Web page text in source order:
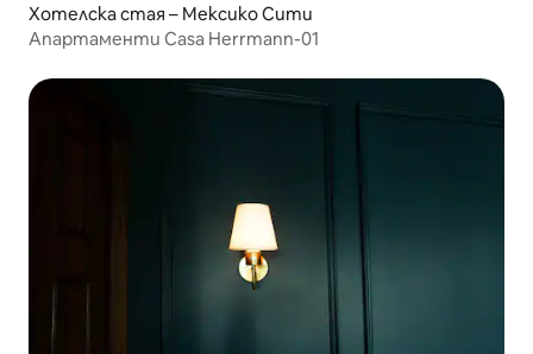
Хотелска стая – Мексико Сити
Апартаменти Casa Herrmann-01